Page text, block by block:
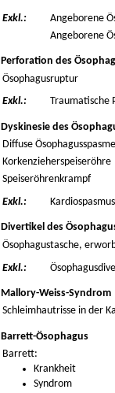
Exkl.:
Angeborene
Angeborene
Perforation des
Ösophagusruptur
Exkl.:
Traumatische
Dyskinesie des
Diffuse
Korkenzieherspeiseröhre
Speiseröhrenkrampf
Exkl.:
Divertikel des
Ösophagustasche,
Exkl.:
Mallory-Weiss-Syndrom
Schleimhautrisse in der
Barrett-Ösophagus
Barrett:
Krankheit
Syndrom